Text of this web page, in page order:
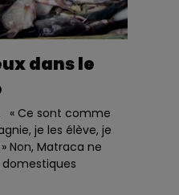
dans le
« Ce sont comme
je les élève, je
Non, Matraca ne